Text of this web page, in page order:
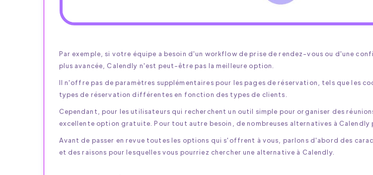
Par exemple, si votre équipe a besoin d'un workflow de prise de rendez-vous ou d'une
plus avancée, Calendly n'est peut-être pas la meilleure option.
Il n'offre pas de paramètres supplémentaires pour les pages de réservation, tels que les
types de réservation différentes en fonction des types de clients.
Cependant, pour les utilisateurs qui recherchent un outil simple pour organiser des
excellente option gratuite. Pour tout autre besoin, de nombreuses alternatives à Calendly
Avant de passer en revue toutes les options qui s'offrent à vous, parlons d'abord des
et des raisons pour lesquelles vous pourriez chercher une alternative à Calendly.